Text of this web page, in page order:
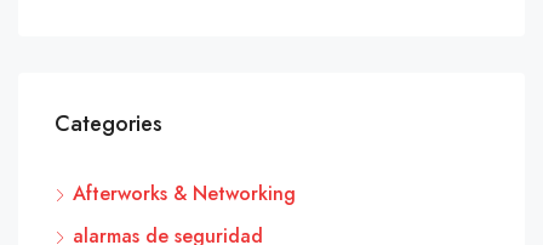
Categories
Afterworks & Networking
alarmas de seguridad